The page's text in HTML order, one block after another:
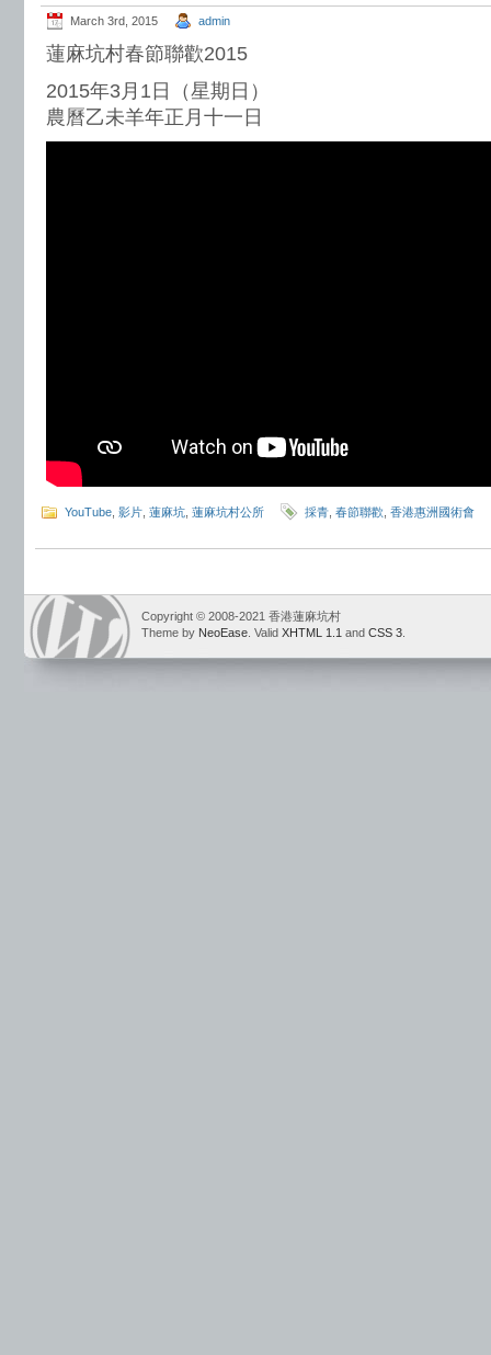
March 3rd, 2015 admin
蓮麻坑村春節聯歡2015
2015年3月1日（星期日）
農曆乙未羊年正月十一日
YouTube 影片 蓮麻坑 蓮麻坑村公所 採青 春節聯歡 香港惠洲國術會
Copyright © 2008-2021 香港蓮麻坑村
Theme by NeoEase . Valid XHTML 1.1 and CSS 3